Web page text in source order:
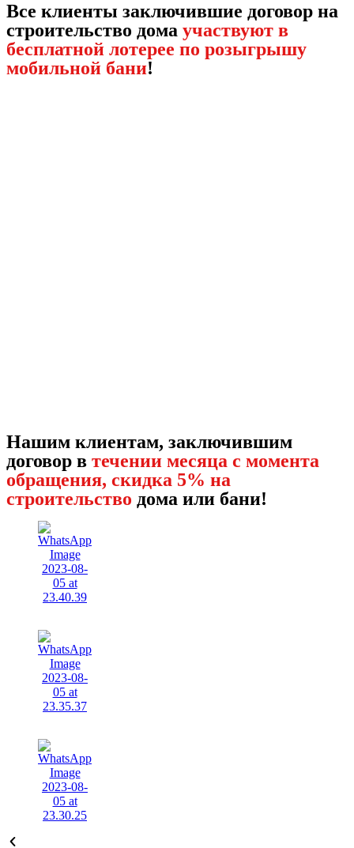
Все клиенты заключившие договор на
строительство дома участвуют в
бесплатной лотерее по розыгрышу
мобильной бани!
Нашим клиентам, заключившим
договор в течении месяца с момента
обращения, скидка 5% на
строительство дома или бани!